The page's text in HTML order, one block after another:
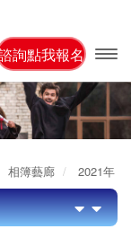
詢點我報名
相簿藝廊 2021年